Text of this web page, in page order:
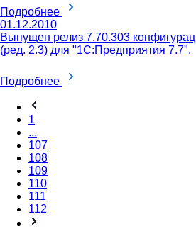
Подробнее
01.12.2010
Выпущен релиз 7.70.303
(ред. 2.3) для "1С:Предприятия 7.7".
Подробнее
1
...
107
108
109
110
111
112